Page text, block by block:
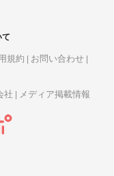
て
規約
お問い合わせ
社 メディア掲載情報